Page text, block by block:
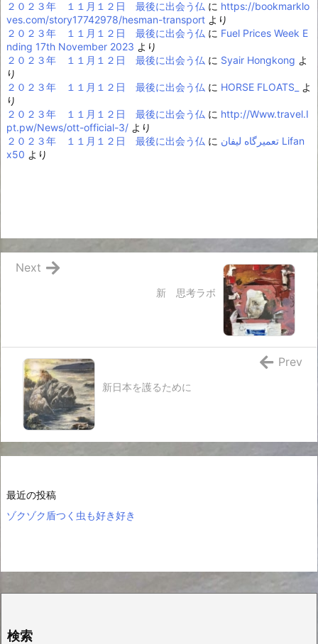
２０２３年 １１月１２日 最後に出会う仏 に https://bookmarklo
ves.com/story17742978/hesman-transport より
２０２３年 １１月１２日 最後に出会う仏 に Fuel Prices Week E
nding 17th November 2023 より
２０２３年 １１月１２日 最後に出会う仏 に Syair Hongkong よ
り
２０２３年 １１月１２日 最後に出会う仏 に HORSE FLOATS_
よ
り
２０２３年 １１月１２日 最後に出会う仏 に http://Www.travel.I
pt.pw/News/ott-official-3/ より
２０２３年 １１月１２日 最後に出会う仏 に تعمیرگاه لیفان Lifan
x50 より
新 思考ラボ
Next
新日本を護るために
Prev
最近の投稿
ゾクゾク盾つく虫も好き好き
検索